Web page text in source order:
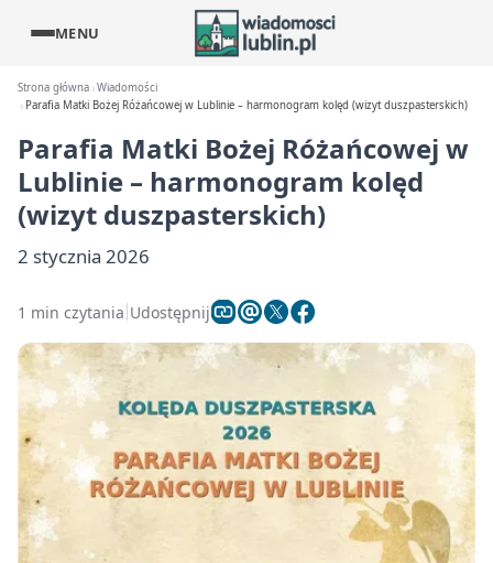
MENU
Strona główna Wiadomości
Parafia Matki Bożej Różańcowej w Lublinie – harmonogram kolęd (wizyt duszpasterskich)
Parafia Matki Bożej Różańcowej w
Lublinie – harmonogram kolęd
(wizyt duszpasterskich)
2 stycznia 2026
1 min czytania Udostępnij